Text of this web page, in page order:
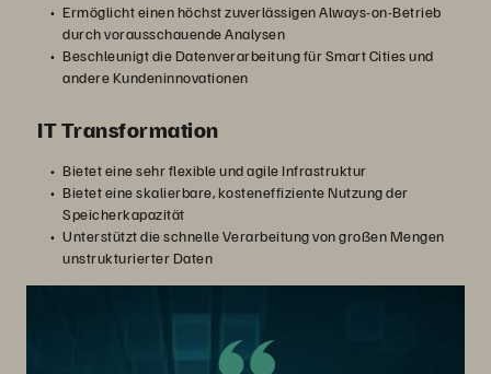
Ermöglicht einen höchst zuverlässigen Always-on-Betrieb
durch vorausschauende Analysen
Beschleunigt die Datenverarbeitung für Smart Cities und
andere Kundeninnovationen
IT Transformation
Bietet eine sehr flexible und agile Infrastruktur
Bietet eine skalierbare, kosteneffiziente Nutzung der
Speicherkapazität
Unterstützt die schnelle Verarbeitung von großen Mengen
unstrukturierter Daten